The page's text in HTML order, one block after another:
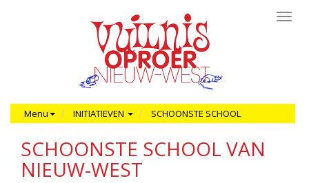
Menu INITIATIEVEN SCHOONSTE SCHOOL
SCHOONSTE SCHOOL VAN
NIEUW-WEST